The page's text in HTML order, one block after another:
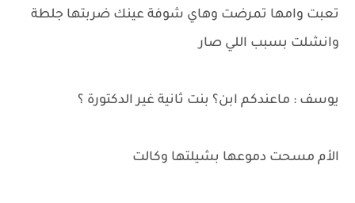
تعبت وامها تمرضت وهاي شوفة عينك ضربتها جلطة
وانشلت بسبب اللي صار
يوسف : ماعندكم ابن؟ بنت ثانية غير الدكتورة ؟
الأم مسحت دموعها بشيلتها وكالت